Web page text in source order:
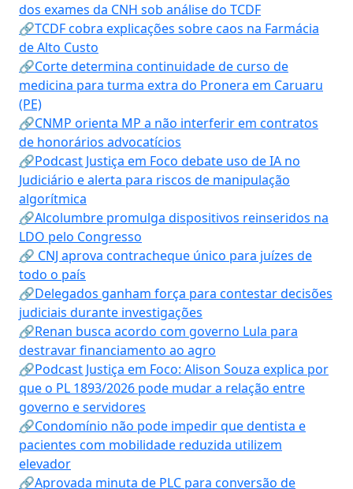
dos exames da CNH sob análise do TCDF
🔗TCDF cobra explicações sobre caos na Farmácia
de Alto Custo
🔗Corte determina continuidade de curso de
medicina para turma extra do Pronera em Caruaru
(PE)
🔗CNMP orienta MP a não interferir em contratos
de honorários advocatícios
🔗Podcast Justiça em Foco debate uso de IA no
Judiciário e alerta para riscos de manipulação
algorítmica
🔗Alcolumbre promulga dispositivos reinseridos na
LDO pelo Congresso
🔗 CNJ aprova contracheque único para juízes de
todo o país
🔗Delegados ganham força para contestar decisões
judiciais durante investigações
🔗Renan busca acordo com governo Lula para
destravar financiamento ao agro
🔗Podcast Justiça em Foco: Alison Souza explica por
que o PL 1893/2026 pode mudar a relação entre
governo e servidores
🔗Condomínio não pode impedir que dentista e
pacientes com mobilidade reduzida utilizem
elevador
🔗Aprovada minuta de PLC para conversão de